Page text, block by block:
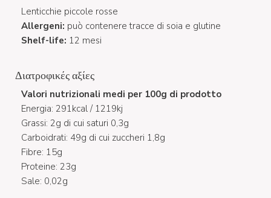
Lenticchie piccole rosse
Allergeni: può contenere tracce di soia e glutine
Shelf-life: 12 mesi
Διατροφικές αξίες
Valori nutrizionali medi per 100g di prodotto
Energia: 291kcal / 1219kj
Grassi: 2g di cui saturi 0,3g
Carboidrati: 49g di cui zuccheri 1,8g
Fibre: 15g
Proteine: 23g
Sale: 0,02g